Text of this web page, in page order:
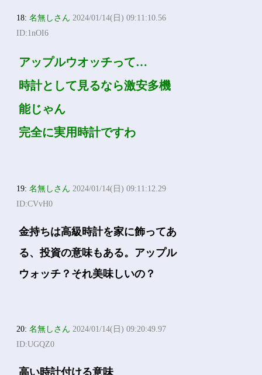
18:名無しさん 2024/01/14(日) 09:11:10.56
ID:1nOI6
アップルウオッチって…
時計として見るなら激安多機
能じゃん
完全に実用時計ですわ
19:名無しさん 2024/01/14(日) 09:11:12.29
ID:CVvH0
金持ちは高級時計を家に飾ってあ
る、投資の意味もある。アップル
ウォッチ？それ美味しいの？
20:名無しさん 2024/01/14(日) 09:20:49.97
ID:UGQZ0
高い時計付ける意味